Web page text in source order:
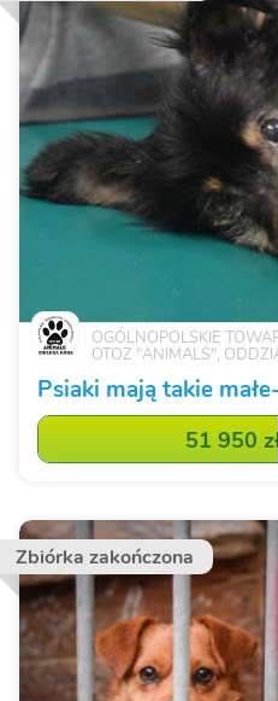
OGÓLNOPOLSKIE
OTOZ "ANIMALS",
Psiaki mają takie
51 950
Zbiórka zakończona